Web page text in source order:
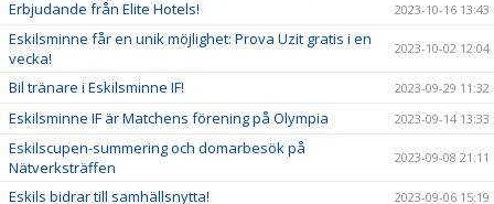
Erbjudande från Elite Hotels! 2023-10-16 13:43
Eskilsminne får en unik möjlighet: Prova Uzit gratis i en
vecka!
2023-10-02 12:04
Bil tränare i Eskilsminne IF! 2023-09-29 11:32
Eskilsminne IF är Matchens förening på Olympia 2023-09-14 13:33
Eskilscupen-summering och domarbesök på
Nätverksträffen
2023-09-08 21:11
Eskils bidrar till samhällsnytta! 2023-09-06 15:19